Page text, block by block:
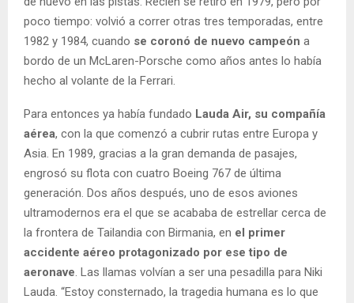
poco tiempo: volvió a correr otras tres temporadas, entre
1982 y 1984, cuando se coronó de nuevo campeón a
bordo de un McLaren-Porsche como años antes lo había
hecho al volante de la Ferrari.
Para entonces ya había fundado Lauda Air, su compañía
aérea, con la que comenzó a cubrir rutas entre Europa y
Asia. En 1989, gracias a la gran demanda de pasajes,
engrosó su flota con cuatro Boeing 767 de última
generación. Dos años después, uno de esos aviones
ultramodernos era el que se acababa de estrellar cerca de
la frontera de Tailandia con Birmania, en el primer
accidente aéreo protagonizado por ese tipo de
aeronave. Las llamas volvían a ser una pesadilla para Niki
Lauda. “Estoy consternado, la tragedia humana es lo que